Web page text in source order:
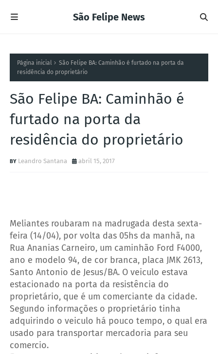
São Felipe News
Página inicial
São Felipe BA: Caminhão é furtado na porta da
residência do proprietário
São Felipe BA: Caminhão é
furtado na porta da
residência do proprietário
Leandro Santana abril 15, 2017
Meliantes roubaram na madrugada desta sexta-
feira (14/04), por volta das 05hs da manhã, na
Rua Ananias Carneiro, um caminhão Ford F4000,
ano e modelo 94, de cor branca, placa JMK 2613,
Santo Antonio de Jesus/BA. O veiculo estava
estacionado na porta da resistência do
proprietário, que é um comerciante da cidade.
Segundo informações o proprietário tinha
adquirindo o veiculo há pouco tempo, o qual era
usado para transportar mercadoria para seu
comercio.